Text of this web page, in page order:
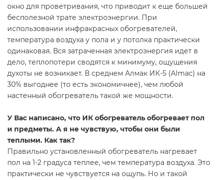
окно для проветривания, что приводит к еще большей
бесполезной трате электроэнергии. При
использовании инфракрасных обогревателей,
температура воздуха у пола и у потолка практически
одинаковая. Вся затраченная электроэнергия идет в
дело, теплопотери сводятся к минимуму, ощущения
духоты не возникает. В среднем Алмак ИК-5 (Almac) на
30% выгоднее (то есть экономичнее), чем любой
настенный обогреватель такой же мощности.
У Вас написано, что ИК обогреватель обогревает пол
и предметы. А я не чувствую, чтобы они были
теплыми. Как так?
Правильно установленный обогреватель нагревает
пол на 1-2 градуса теплее, чем температура воздуха. Это
практически не чувствуется на ощупь. Но и такой